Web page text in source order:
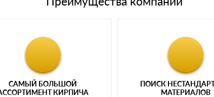
САМЫЙ БОЛЬШОЙ
КИРПИЧА
ПОИСК
МАТЕРИАЛОВ